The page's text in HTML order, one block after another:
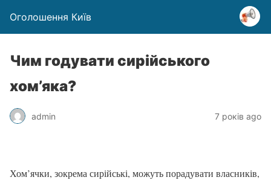
Оголошення Київ
Чим годувати сирійського
хом’яка?
admin 7 років ago
Хом’ячки, зокрема сирійські, можуть порадувати власників,